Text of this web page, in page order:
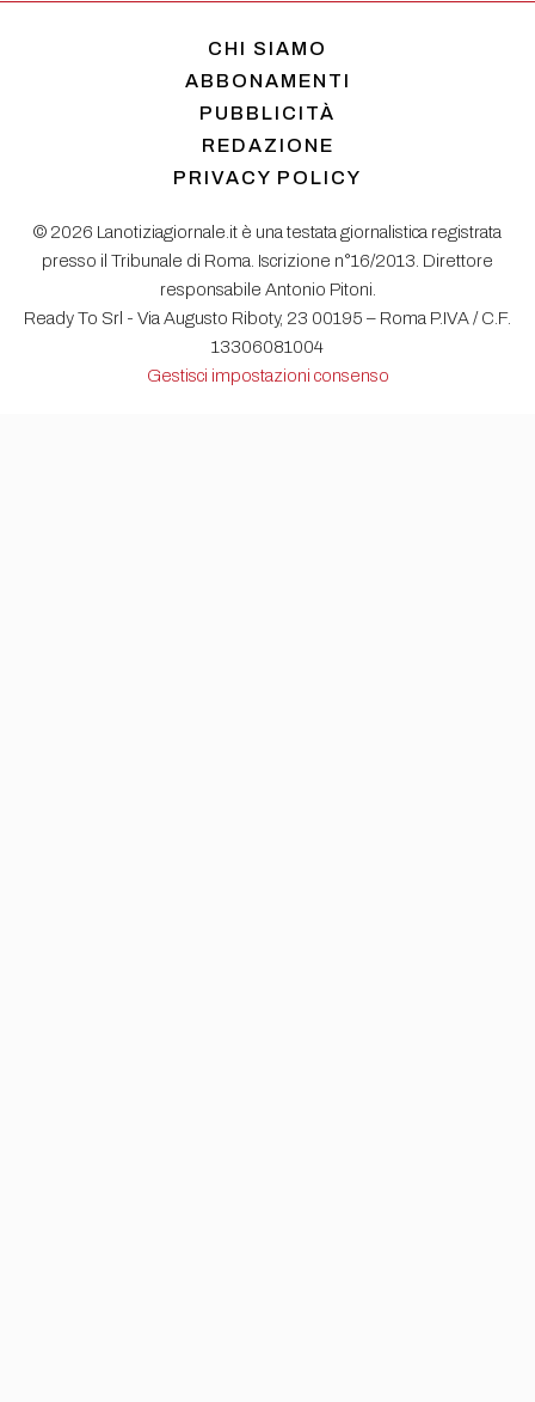
CHI SIAMO
ABBONAMENTI
PUBBLICITÀ
REDAZIONE
PRIVACY POLICY
© 2026 Lanotiziagiornale.it è una testata giornalistica registrata
presso il Tribunale di Roma. Iscrizione n°16/2013. Direttore
responsabile Antonio Pitoni.
Ready To Srl - Via Augusto Riboty, 23 00195 – Roma P.IVA / C.F.
13306081004
Gestisci impostazioni consenso